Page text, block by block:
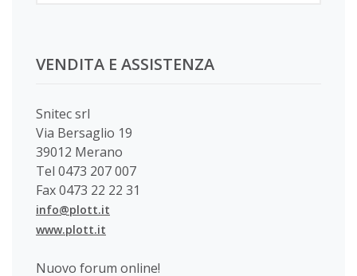
VENDITA E ASSISTENZA
Snitec srl
Via Bersaglio 19
39012 Merano
Tel 0473 207 007
Fax 0473 22 22 31
info@plott.it
www.plott.it
Nuovo forum online!